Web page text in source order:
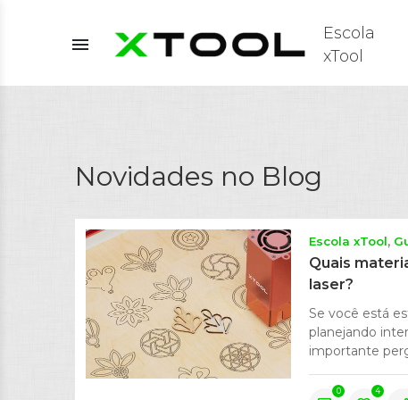
menu
Escola
xTool
Novidades no Blog
Escola xTool
Quais
laser?
Se você está
planejando
importante
0 4